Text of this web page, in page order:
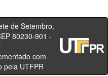
80230-901 -
- Brasil
com
pela UTFPR